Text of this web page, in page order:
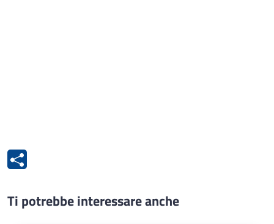
Ti potrebbe interessare anche